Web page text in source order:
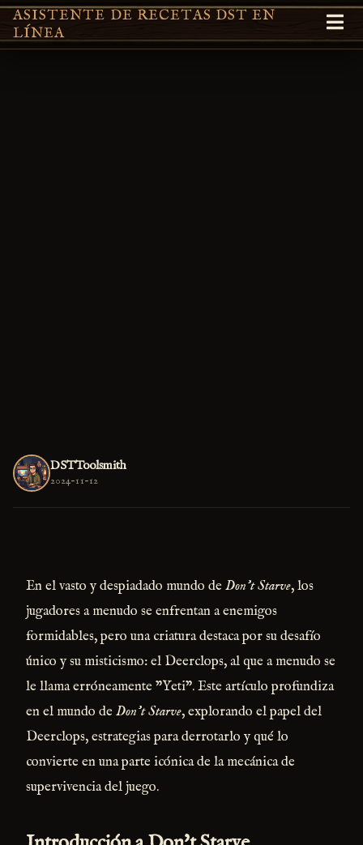
ASISTENTE DE RECETAS DST EN
LÍNEA
DSTToolsmith
2024-11-12
En el vasto y despiadado mundo deDon't Starve, los
jugadores a menudo se enfrentan a enemigos
formidables, pero una criatura destaca por su desafío
único y su misticismo: el Deerclops, al que a menudo se
le llama erróneamente "Yeti". Este artículo profundiza
en el mundo deDon't Starve, explorando el papel del
Deerclops, estrategias para derrotarlo y qué lo
convierte en una parte icónica de la mecánica de
supervivencia del juego.